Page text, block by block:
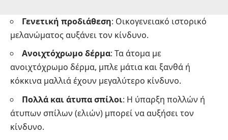
Γενετική προδιάθεση: Οικογενειακό ιστορικό
μελανώματος αυξάνει τον κίνδυνο.
Ανοιχτόχρωμο δέρμα: Τα άτομα με
ανοιχτόχρωμο δέρμα, μπλε μάτια και ξανθά ή
κόκκινα μαλλιά έχουν μεγαλύτερο κίνδυνο.
Πολλά και άτυπα σπίλοι: Η ύπαρξη πολλών ή
άτυπων σπίλων (ελιών) μπορεί να αυξήσει τον
κίνδυνο.